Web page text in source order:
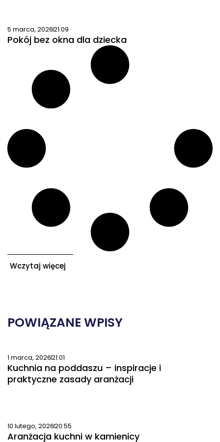
5 marca, 202621:09
Pokój bez okna dla dziecka
Wczytaj więcej
POWIĄZANE WPISY
1 marca, 202621:01
Kuchnia na poddaszu – inspiracje i
praktyczne zasady aranżacji
10 lutego, 202620:55
Aranżacja kuchni w kamienicy